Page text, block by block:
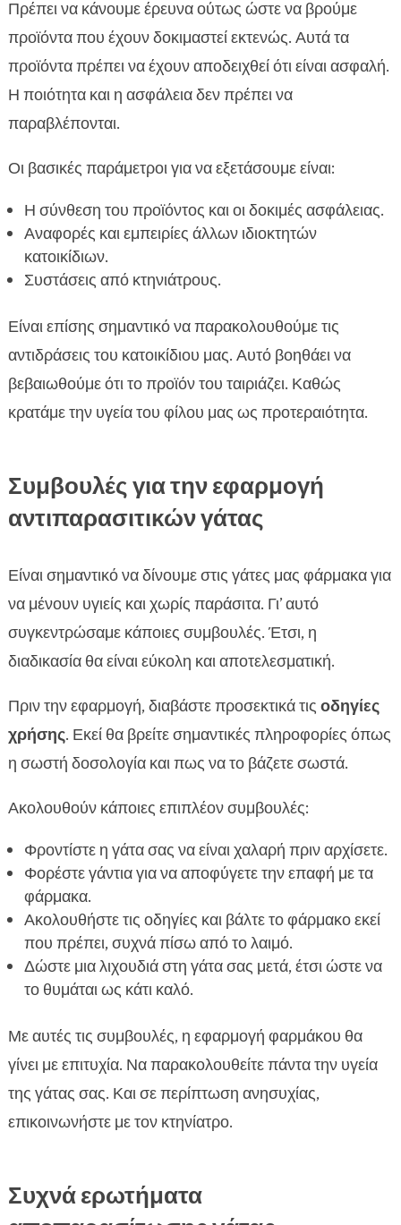
Πρέπει να κάνουμε έρευνα ούτως ώστε να βρούμε
προϊόντα που έχουν δοκιμαστεί εκτενώς. Αυτά τα
προϊόντα πρέπει να έχουν αποδειχθεί ότι είναι ασφαλή.
Η ποιότητα και η ασφάλεια δεν πρέπει να
παραβλέπονται.
Οι βασικές παράμετροι για να εξετάσουμε είναι:
Η σύνθεση του προϊόντος και οι δοκιμές ασφάλειας.
Αναφορές και εμπειρίες άλλων ιδιοκτητών
κατοικίδιων.
Συστάσεις από κτηνιάτρους.
Είναι επίσης σημαντικό να παρακολουθούμε τις
αντιδράσεις του κατοικίδιου μας. Αυτό βοηθάει να
βεβαιωθούμε ότι το προϊόν του ταιριάζει. Καθώς
κρατάμε την υγεία του φίλου μας ως προτεραιότητα.
Συμβουλές για την εφαρμογή
αντιπαρασιτικών γάτας
Είναι σημαντικό να δίνουμε στις γάτες μας φάρμακα για
να μένουν υγιείς και χωρίς παράσιτα. Γι’ αυτό
συγκεντρώσαμε κάποιες συμβουλές. Έτσι, η
διαδικασία θα είναι εύκολη και αποτελεσματική.
Πριν την εφαρμογή, διαβάστε προσεκτικά τις οδηγίες
χρήσης. Εκεί θα βρείτε σημαντικές πληροφορίες όπως
η σωστή δοσολογία και πως να το βάζετε σωστά.
Ακολουθούν κάποιες επιπλέον συμβουλές:
Φροντίστε η γάτα σας να είναι χαλαρή πριν αρχίσετε.
Φορέστε γάντια για να αποφύγετε την επαφή με τα
φάρμακα.
Ακολουθήστε τις οδηγίες και βάλτε το φάρμακο εκεί
που πρέπει, συχνά πίσω από το λαιμό.
Δώστε μια λιχουδιά στη γάτα σας μετά, έτσι ώστε να
το θυμάται ως κάτι καλό.
Με αυτές τις συμβουλές, η εφαρμογή φαρμάκου θα
γίνει με επιτυχία. Να παρακολουθείτε πάντα την υγεία
της γάτας σας. Και σε περίπτωση ανησυχίας,
επικοινωνήστε με τον κτηνίατρο.
Συχνά ερωτήματα